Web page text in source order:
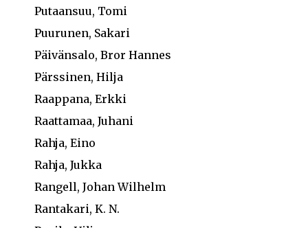
Putaansuu, Tomi
Puurunen, Sakari
Päivänsalo, Bror Hannes
Pärssinen, Hilja
Raappana, Erkki
Raattamaa, Juhani
Rahja, Eino
Rahja, Jukka
Rangell, Johan Wilhelm
Rantakari, K. N.